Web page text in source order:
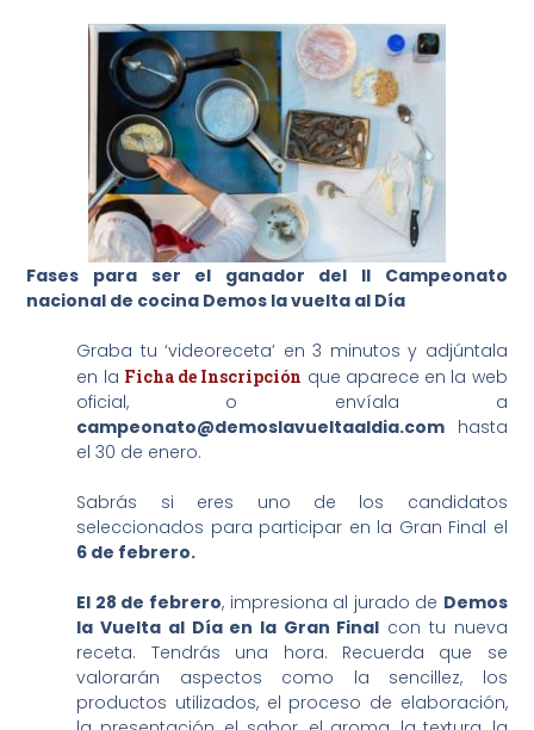
Fases para ser el ganador del II Campeonato
nacional de cocina Demos la vuelta al Día
Graba tu ‘videoreceta’ en 3 minutos y adjúntala
en la Ficha de Inscripción que aparece en la web
oficial, o envíala a
campeonato@demoslavueltaaldia.com hasta
el 30 de enero.
Sabrás si eres uno de los candidatos
seleccionados para participar en la Gran Final el
6 de febrero.
El 28 de febrero, impresiona al jurado de Demos
la Vuelta al Día en la Gran Final con tu nueva
receta. Tendrás una hora. Recuerda que se
valorarán aspectos como la sencillez, los
productos utilizados, el proceso de elaboración,